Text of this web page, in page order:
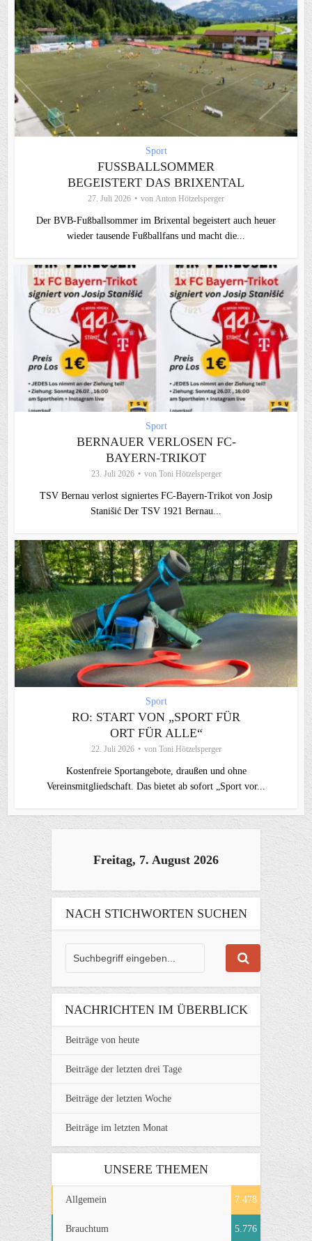
Sport
FUSSBALLSOMMER B
EGEISTERT DAS BRIXENTAL
27. Juli 2026 von Anton Hötzelsperger
Der BVB-Fußballsommer im Brixental begeistert auch heuer
wieder tausende Fußballfans und macht die...
Sport
BERNAUER VERLOSEN FC-
BAYERN-TRIKOT
23. Juli 2026 von Toni Hötzelsperger
TSV Bernau verlost signiertes FC‑Bayern‑Trikot von Josip
Stanišić Der TSV 1921 Bernau...
Sport
RO: START VON „SPORT FÜR
ORT FÜR ALLE“
22. Juli 2026 von Toni Hötzelsperger
Kostenfreie Sportangebote, draußen und ohne
Vereinsmitgliedschaft. Das bietet ab sofort „Sport vor...
Freitag, 7. August 2026
NACH STICHWORTEN SUCHEN
NACHRICHTEN IM ÜBERBLICK
Beiträge von heute
Beiträge der letzten drei Tage
Beiträge der letzten Woche
Beiträge im letzten Monat
UNSERE THEMEN
Allgemein 7.478
Brauchtum 5.776